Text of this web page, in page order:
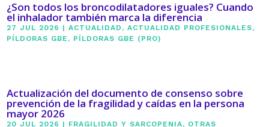
¿Son todos los broncodilatadores iguales? Cuando
el inhalador también marca la diferencia
27 JUL 2026 |ACTUALIDAD ,ACTUALIDAD PROFESIONALES,
PÍLDORAS GBE , PÍLDORAS GBE (PRO)
Actualización del documento de consenso sobre
prevención de la fragilidad y caídas en la persona
mayor 2026
20 JUL 2026 | FRAGILIDAD Y SARCOPENIA, OTRAS